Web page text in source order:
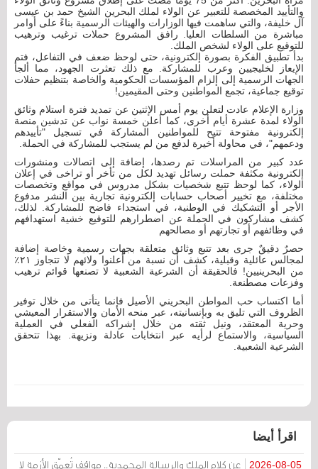
والتأييد المخصصة للتعبير عن الولاء لملك البحرين الشيخ حمد بن عيسى
آل خليفة، والتي ساهمت فيها الوزارات والهيئات الرسمية بناءً على أوامر
مباشرة من السلطات العليا. رافق المشروع حملات ترغيب وترهيب
للتوقيع على الولاء لشخص الملك.
بدأ تطبيق الفكرة بصورة إلكترونية، حتى لوحظ ضعف في التفاعل، فتم
الإيعاز لخليجيين وعرب للمشاركة. مع ذلك تعثرت الجهود، مما ألجأ
الجهات الرسمية إلى إلزام المؤسسات الحكومية والخاصة بتنظيم حفلات
توقيع جماعية، تجمع المواطنين وحتى المقيمين!
وزارة الإعلام عادت لتعلن يوم أمس الإثتين عن تمديد فترة استلام وثائق
الولاء لمدة عشرة أيام أخرى، كما أعلن خمسة نواب عن تدشين منصة
إلكترونية مفتوحة تتيح للمواطنين المشاركة في تسجيل "تأييدهم
ودعمهم"، في محاولة أخيرة لدفع من لم يستجب للمشاركة في الحملة.
عدد كبير من المراسلات تم رصدها، إضافة إلى اتصالات ومنشورات
إلكترونية مكثفة حملت رسائل تهديد لكل من تأخر أو تراخى في إعلان
الولاء، كما لوحظ تتبع شخصيات بشكل مدروس في مواقع وتخصصات
مختلفة، مع تخيير أصحاب حسابات إلكترونية تجارية بين النشر مدفوع
الأجر أو التشكيك في الوطنية، في استجداء فاضح للمشاركة. لذلك،
كشف مشاركون في الحملة عن اضطرارهم للتوقيع خشية استهدافهم
في وظائفهم أو تجارتهم أو مصالحهم
حصرٌ دقيقٌ جرى بعد تتبع وثائق متعلقة بجهات رسمية وخاصة إضافة
لمجالس عائلية وقبلية، كشف أن نسبة من أعلنوا ولائهم لا تتجاوز ٢١٪؜
من البحرينيين! فالحقيقة أن الشرعية الشعبية لا تصنعها قوائم ترهيب
وفزعات مصطنعة.
أما اكتساب حب المواطن البحريني الأصيل فإنما يتأتى من خلال توفير
الظروف التي تليق به وبإنسانيته، عبر منحه الأمان والاستقرار المعيشي
وحرية المعتقد، ونيل ثقته من خلال إشراكه الفعلي في العملية
السياسية، والاستماع لرأيه عبر انتخابات عادلة ونزيهة. بهذا تتحقق
الشرعية الشعبية.
اقرأ أيضا
2026-08-05
عن كلام الملك والرسالة المحمدية.. مواقف تُعمّق الأزمة لا